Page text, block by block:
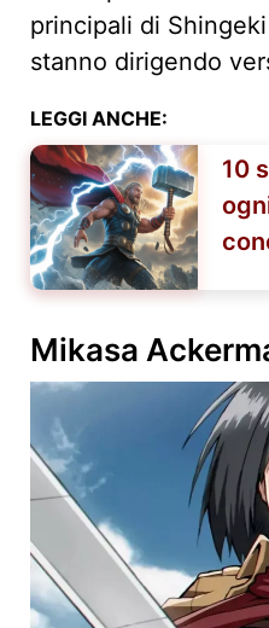
principali di
stanno dirigendo
LEGGI ANCHE:
10
Mikasa